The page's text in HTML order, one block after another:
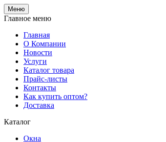
Меню
Главное меню
Главная
О Компании
Новости
Услуги
Каталог товара
Прайс-листы
Контакты
Как купить оптом?
Доставка
Каталог
Окна